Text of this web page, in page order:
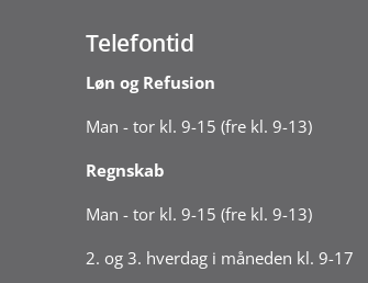
Telefontid
Løn og Refusion
Man - tor kl. 9-15 (fre kl. 9-13)
Regnskab
Man - tor kl. 9-15 (fre kl. 9-13)
2. og 3. hverdag i måneden kl. 9-17